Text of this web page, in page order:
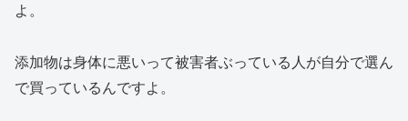
よ。
添加物は身体に悪いって被害者ぶっている人が自分で選ん
で買っているんですよ。